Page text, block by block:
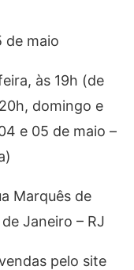
de maio
às 19h (de
domingo e
e 05 de maio –
Marquês de
Janeiro – RJ
pelo site